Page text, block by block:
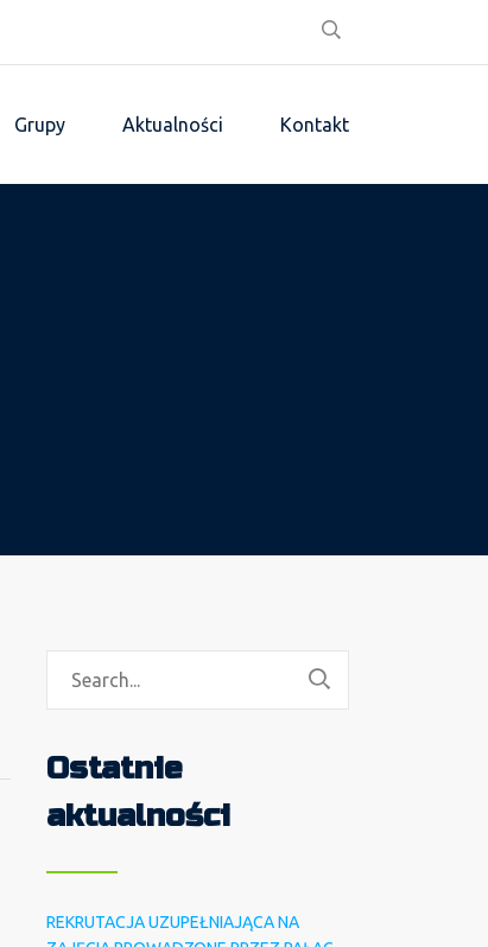
Grupy Aktualności Kontakt
Ostatnie
aktualności
REKRUTACJA UZUPEŁNIAJĄCA NA